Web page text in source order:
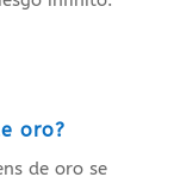
oro?
de oro se